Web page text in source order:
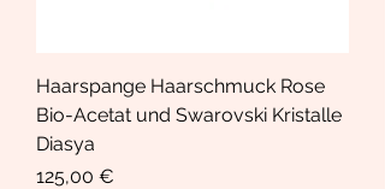
Haarspange Haarschmuck Rose
Bio-Acetat und Swarovski Kristalle
Diasya
Prix
125,00 €